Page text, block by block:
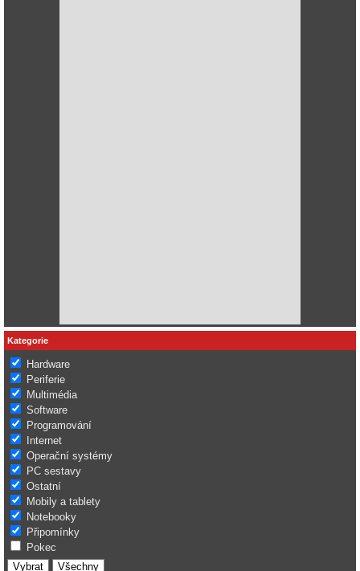
Kategorie
Hardware
Periferie
Multimédia
Software
Programování
Internet
Operační systémy
PC sestavy
Ostatní
Mobily a tablety
Notebooky
Připomínky
Pokec